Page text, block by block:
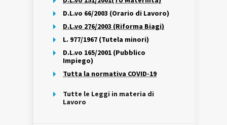
D.L.vo 66/2003 (Orario di Lavoro)
D.L.vo 276/2003 (Riforma Biagi)
L. 977/1967 (Tutela minori)
D.L.vo 165/2001 (Pubblico
Impiego)
Tutta la normativa COVID-19
Tutte le Leggi in materia di
Lavoro